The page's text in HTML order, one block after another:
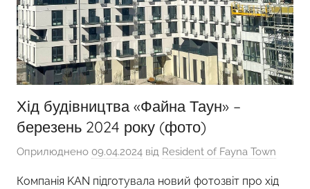
Хід будівництва «Файна Таун» –
березень 2024 року (фото)
Оприлюднено 09.04.2024 від Resident of Fayna Town
Компанія KAN підготувала новий фотозвіт про хід